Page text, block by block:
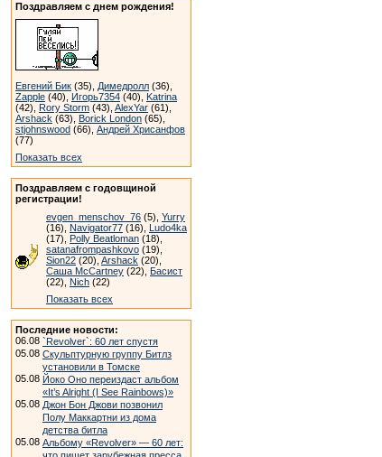
Поздравляем с днем рождения!
Евгений Бик (35), Димедролл (36),
Zapple (40), Игорь7354 (40), Katrina
(42), Rory Storm (43), AlexYar (61),
Arshack (63), Borick London (65),
stjohnswood (66), Андрей Хрисанфов
(77)
Показать всех
Поздравляем с годовщиной
регистрации!
evgen_menschov_76 (5), Yurry
(16), Navigator77 (16), Ludo4ka
(17), Polly Beatloman (18),
satanafrompashkovo (19),
Sion22 (20), Arshack (20),
Саша McCartney (22), Басист
(22), Nich (22)
Показать всех
Последние новости:
06.08 `Revolver`: 60 лет спустя
05.08 Скульптурную группу Битлз
установили в Томске
05.08 Йоко Оно переиздаст альбом
«It’s Alright (I See Rainbows)»
05.08 Джон Бон Джови позвонил
Полу Маккартни из дома
детства битла
05.08 Альбому «Revolver» — 60 лет: